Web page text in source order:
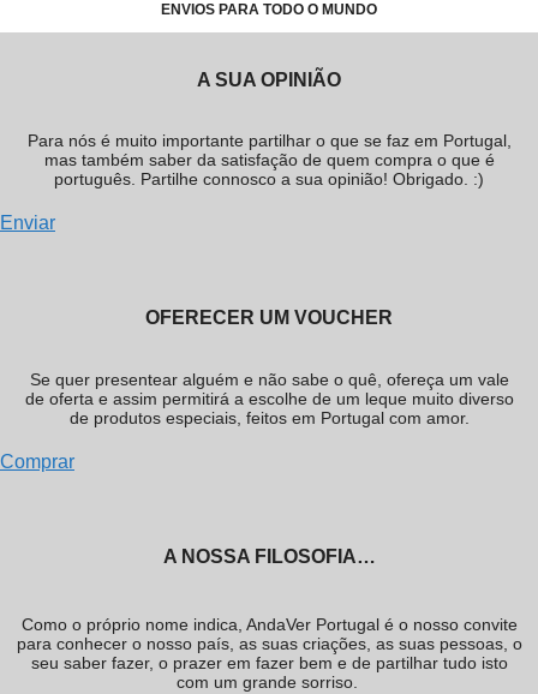
ENVIOS PARA TODO O MUNDO
A SUA OPINIÃO
Para nós é muito importante partilhar o que se faz em Portugal,
mas também saber da satisfação de quem compra o que é
português. Partilhe connosco a sua opinião! Obrigado. :)
Enviar
OFERECER UM VOUCHER
Se quer presentear alguém e não sabe o quê, ofereça um vale
de oferta e assim permitirá a escolhe de um leque muito diverso
de produtos especiais, feitos em Portugal com amor.
Comprar
A NOSSA FILOSOFIA…
Como o próprio nome indica, AndaVer Portugal é o nosso convite
para conhecer o nosso país, as suas criações, as suas pessoas, o
seu saber fazer, o prazer em fazer bem e de partilhar tudo isto
com um grande sorriso.